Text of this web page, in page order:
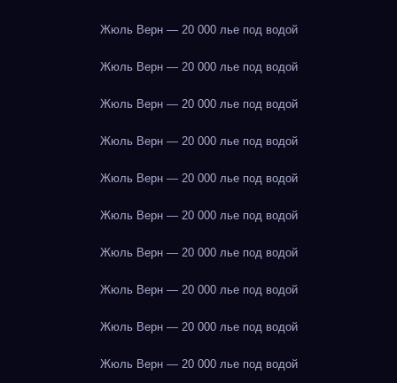
Жюль Верн — 20 000 лье под водой
Жюль Верн — 20 000 лье под водой
Жюль Верн — 20 000 лье под водой
Жюль Верн — 20 000 лье под водой
Жюль Верн — 20 000 лье под водой
Жюль Верн — 20 000 лье под водой
Жюль Верн — 20 000 лье под водой
Жюль Верн — 20 000 лье под водой
Жюль Верн — 20 000 лье под водой
Жюль Верн — 20 000 лье под водой